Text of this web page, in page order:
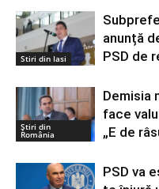
Stiri din Iasi
anunță
PSD de
Știri din
România
Demisia
face
„E de
PSD va